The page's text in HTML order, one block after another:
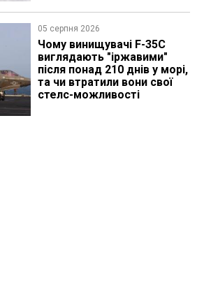
05 серпня 2026
Чому винищувачі F-35C
виглядають "іржавими"
після понад 210 днів у морі,
та чи втратили вони свої
стелс-можливості